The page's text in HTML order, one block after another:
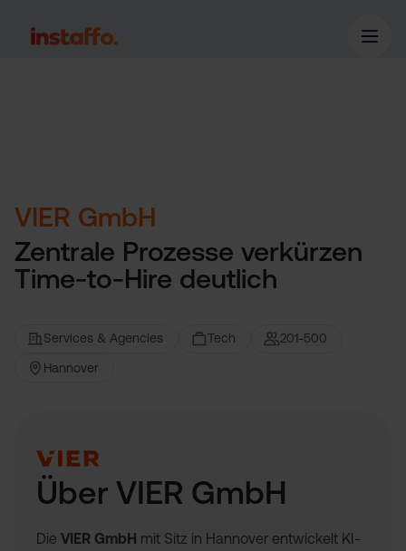
VIER GmbH
Zentrale Prozesse verkürzen
Time-to-Hire deutlich
Services & Agencies Tech 201-500
Hannover
Über VIER GmbH
Die VIER GmbH mit Sitz in Hannover entwickelt KI-